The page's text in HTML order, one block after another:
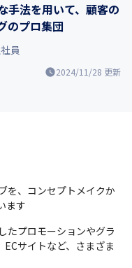
手法を用いて、顧客の
のプロ集団
2024/11/28 更新
員
を、コンセプトメイクか
ます
たプロモーションやグラ
サイトなど、さまざま